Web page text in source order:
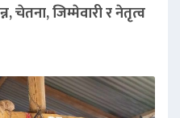
चेतना, जिम्मेवारी र नेतृत्व